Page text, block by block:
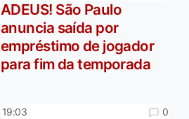
ADEUS! São Paulo
anuncia saída por
empréstimo de jogador
para fim da temporada
19:03 0